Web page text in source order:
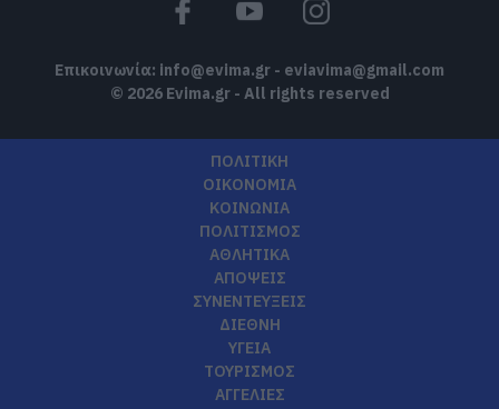
Επικοινωνία: info@evima.gr - eviavima@gmail.com
© 2026 Evima.gr - All rights reserved
ΠΟΛΙΤΙΚΗ
ΟΙΚΟΝΟΜΙΑ
ΚΟΙΝΩΝΙΑ
ΠΟΛΙΤΙΣΜΟΣ
ΑΘΛΗΤΙΚΑ
ΑΠΟΨΕΙΣ
ΣΥΝΕΝΤΕΥΞΕΙΣ
ΔΙΕΘΝΗ
ΥΓΕΙΑ
ΤΟΥΡΙΣΜΟΣ
ΑΓΓΕΛΙΕΣ